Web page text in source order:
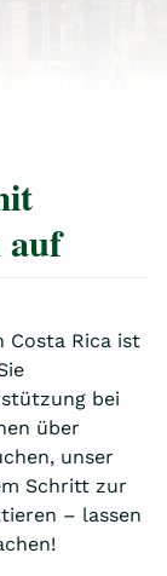
auf
Costa Rica ist
bei
über
unser
Schritt zur
– lassen